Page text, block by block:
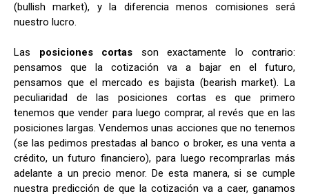
(bullish market), y la diferencia menos comisiones será
nuestro lucro.
Las posiciones cortas son exactamente lo contrario:
pensamos que la cotización va a bajar en el futuro,
pensamos que el mercado es bajista (bearish market). La
peculiaridad de las posiciones cortas es que primero
tenemos que vender para luego comprar, al revés que en las
posiciones largas. Vendemos unas acciones que no tenemos
(se las pedimos prestadas al banco o broker, es una venta a
crédito, un futuro financiero), para luego recomprarlas más
adelante a un precio menor. De esta manera, si se cumple
nuestra predicción de que la cotización va a caer, ganamos